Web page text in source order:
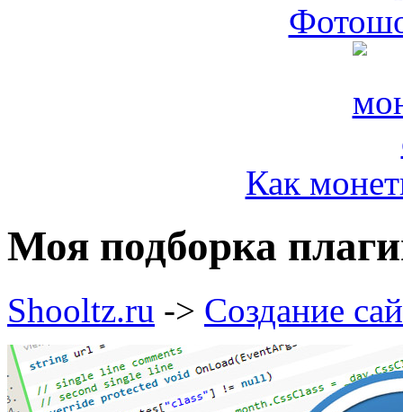
Как
Моя подборка
Shooltz.ru -> Создание